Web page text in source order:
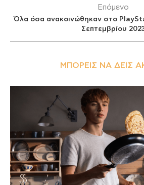
Επόμενο
Όλα όσα ανακοινώθηκαν στο
Σεπτεμβρίου
ΜΠΟΡΕΊΣ ΝΑ ΔΕΙΣ